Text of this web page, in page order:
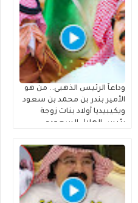
وداعاً الرئيس الذهبى.. من هو
الأمير بندر بن محمد بن سعود
ويكيبيديا أولاد بنات زوجة
رئيس الهلال السعودي
سعود الكبير آل سعود وموعد
ومكان تشييع الجنازة السيرة
الذاتية